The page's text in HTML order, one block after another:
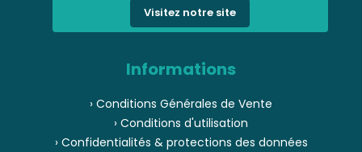
Visitez notre site
Informations
› Conditions Générales de Vente
› Conditions d'utilisation
› Confidentialités & protections des données